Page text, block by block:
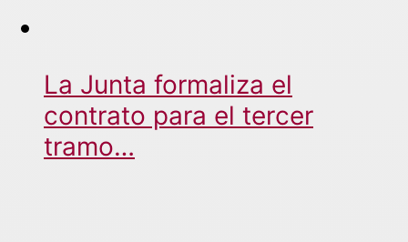
La Junta formaliza el
contrato para el tercer
tramo…